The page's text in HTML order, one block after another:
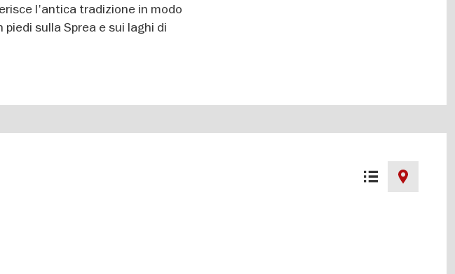
l'antica tradizione in modo
sulla Sprea e sui laghi di
List
view
Map
view